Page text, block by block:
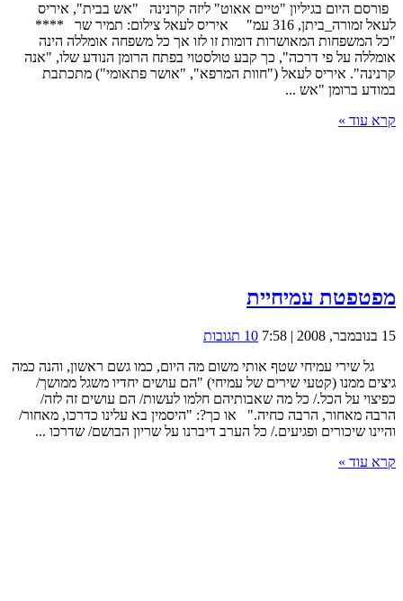
פורסם היום בגיליון "טיים אאוט" ליזה קרנינה "אש בבית", איריס
לעאל זמורה_ביתן, 316 עמ" איריס לעאל צילום: תמיר שר ****
"כל המשפחות המאושרות דומות זו לזו אך כל משפחה אומללה הינה
אומללה על פי דרכה", כך קבע טולסטוי בפתח הרומן הנודע שלו, "אנה
קרנינה". איריס לעאל ("חוות המרפא", "אושר פתאומי") מתכתבת
במודע ברומן "אש ...
קרא עוד »
מפטפטת עמיחיית
15 בנובמבר, 2008 | 7:58
10 תגובות
גל שירי עמיחי שטף אותי משום מה היום, כמו גשם ראשון, והנה כמה
גיצים ממנו (קטעי שירים של עמיחי) "הם עושים יחדיו משגל ממושך/
כפיצוי על הכל./ כל מה שאבותיהם חלמו לעשות/ הם עושים זה לזה/
הרבה מאחור, הרבה כחיה." או כך?: "היסמין בא עלינו כדרכו, מאחור/
והיינו שיכורים ופגיעים./ כל הערב דיברנו על שריון הבושם/ שדרכו ...
קרא עוד »